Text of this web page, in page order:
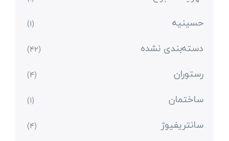
حسینیه (1)
دسته‌بندی نشده (42)
رستوران (4)
ساختمان (1)
سانتریفیوژ (4)